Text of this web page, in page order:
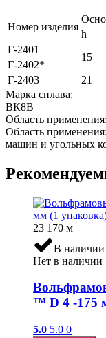
Номер изделия
h
Г-2401
15
Г-2402*
Г-2403
21
Марка сплава:
ВК8В
Область применения:
Область
машин и угольных
23 170 м
В наличии
Нет в наличии
™ D 4 -175
5.0 5.0 0